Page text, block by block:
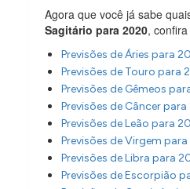
Agora que você já sabe
Sagitário para 2020,
Previsões de Áries para
Previsões de Touro para
Previsões de Gêmeos
Previsões de Câncer
Previsões de Leão para
Previsões de Virgem
Previsões de Libra para
Previsões de Escorpião